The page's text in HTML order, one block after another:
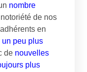
nombre
de nos
en
un peu plus
de nouvelles
plus